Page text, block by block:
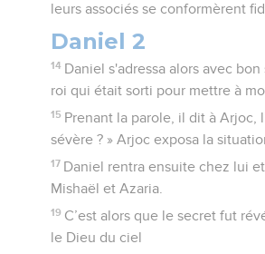
leurs associés se conformèrent
Daniel 2
14 Daniel s'adressa alors avec
roi qui était sorti pour mettre à
15 Prenant la parole, il dit à Arjoc,
sévère ? » Arjoc exposa la
17 Daniel rentra ensuite chez lui
Mishaël et Azaria.
19 C’est alors que le secret fut
le Dieu du ciel